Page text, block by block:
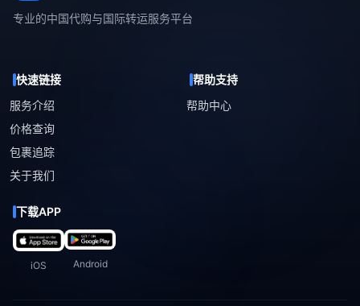
专业的中国代购与国际转运服务平台
快速链接
服务介绍
价格查询
包裹追踪
关于我们
帮助支持
帮助中心
下载APP
iOS Android